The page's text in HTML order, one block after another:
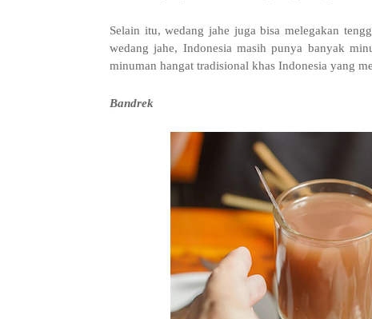
Selain itu, wedang jahe juga bisa melegakan
wedang jahe, Indonesia masih punya banyak
minuman hangat tradisional khas Indonesia yang
Bandrek